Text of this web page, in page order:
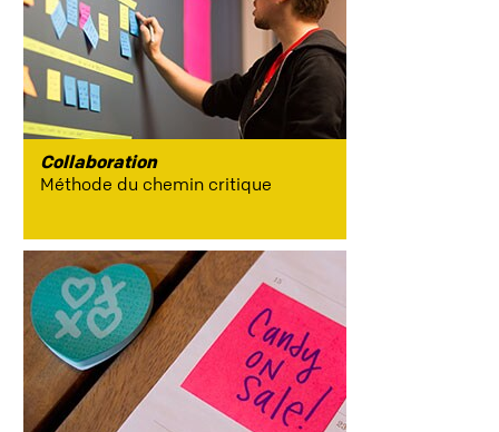
Collaboration
Méthode du chemin critique